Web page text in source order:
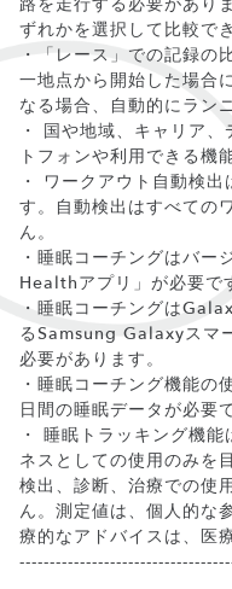
ずれかを選択して比較で
・「レース」での記録の
一地点から開始した場合
なる場合、自動的にラン
・ 国や地域、キャリア
トフォンや利用できる機
・ ワークアウト自動検
す。自動検出はすべての
ん。
・睡眠コーチングはバ
Healthアプリ」が必要で
・睡眠コーチングは
るSamsung Galaxyスマ
必要があります。
・睡眠コーチング機能の
日間の睡眠データが必要で
・ 睡眠トラッキング機
ネスとしての使用のみを
検出、診断、治療での使
ん。測定値は、個人的な
療的なアドバイスは、医